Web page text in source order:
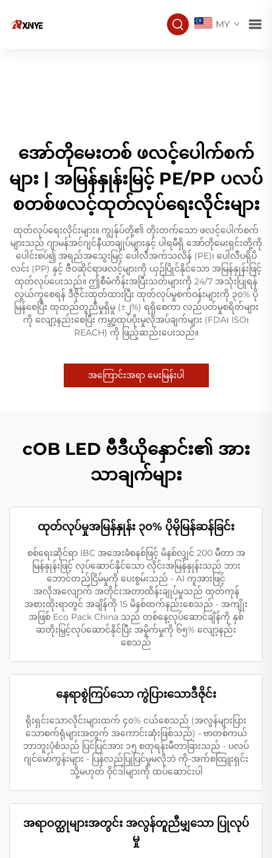
MY
အော်တိုမေးတစ် ဖလင့်ပေါက်စက်
များ | အမြန်နှုန်းမြင့် PE/PP ပလပ်
စတစ်ဖလင့်ထုတ်လုပ်ရေးလိုင်းများ
ထုတ်လုပ်ရေးလိုင်းများ။ ကျွန်ုပ်တို့၏ တိုးတက်သော ဖလင့်ပေါက်စက်
များသည် ဂျာမန်အင်ဂျင်နီယာချုပ်များနှင့် ပါရမီရှိ အော်တိုမေးရှင်းတို့ကို
ပေါင်းစပ်၍ အရည်အသွေးမြင့် ပေါလီအက်သလိန် (PE)၊ ပေါလီပရိုပိ
လင်း (PP) နှင့် ဇီဝဆိုင်ရာဖလင့်များကို ယှဉ်ပြိုင်နိုင်သော အမြန်နှုန်းဖြင့်
ထုတ်လုပ်ပေးသည်။ ဤစီမံကိန်းအပြီးသတ်များကို 24/7 အသုံးပြုရန်
လွယ်ကူစေရန် ဒီဇိုင်းထုတ်ထားပြီး ထုတ်လုပ်မှုစက်ဝန်းများကို ၃၀% ပို
မြန်စေပြီး ထုထည်တူညီမှုရှိမှု (±၂%) ရရှိစေကာ လည်ပတ်မှုစရိတ်များ
ကို လျော့နည်းစေပြီး ကမ္ဘာ့ထုပ်ပိုးမှုလိုအပ်ချက်များ (FDA၊ ISO၊
REACH) ကို ဖြည့်ဆည်းပေးသည်။
အကြောင်းအရာ မေးမြန်းပါ
cOB LED ဗီဒီယိုနှောင်း၏ အား
သာချက်များ
ထုတ်လုပ်မှုအမြန်နှုန်း ၃၀% ပိုမိုမြန်ဆန်ခြင်း
စစ်ရေးဆိုင်ရာ IBC အအေးခံစနစ်ဖြင့် မိနစ်လျှင် 200 မီတာ အ
မြန်နှုန်းဖြင့် လုပ်ဆောင်နိုင်သော လိုင်းအမြန်နှုန်းသည် ဘား
ဘောင်တည်ငြိမ်မှုကို ပေးစွမ်းသည် - AI ကူအားဖြင့်
အလိုအလျောက် အတိုင်းအတာထိန်းချုပ်မှုသည် ထုတ်ကုန်
အစားထိုးရာတွင် အချိန်ကို 15 မိနစ်ထက်နည်းစေသည် - အကျိုး
အဖြစ် Eco Pack China သည် တစ်နေ့လုပ်ဆောင်ချိန်ကို နှစ်
ဆတိုးမြှင့်လုပ်ဆောင်နိုင်ပြီး အမှိုက်မှုကို ၆၅% လျော့နည်း
စေသည်
နေရာစွဲကြပ်သော ကွဲပြားသောဒီဇိုင်း
ရိုးရှင်းသောလိုင်းများထက် ၄၀% ငယ်စေသည် (အလွန်များပြား
သောစက်ရုံများအတွက် အကောင်းဆုံးဖြစ်သည်) - ဗာတစ်ကယ်
ဘာဘူးပုံစံသည် ပြင်ပြင်အား ၁၅ စတုရန်းမီတာခြားသည် - ပလပ်
ဂျင်မော်ကွန်းများ - ပြန်လည်ပြုပြင်မှုမလိုဘဲ ကို-အက်စထြူးရှင်း
သို့မဟုတ် ဝိုင်ဒါများကို ထပ်ဆောင်းပါ
အရာဝတ္ထုများအတွင်း အလွန်တူညီမျှသော ပြုလုပ်
မှု